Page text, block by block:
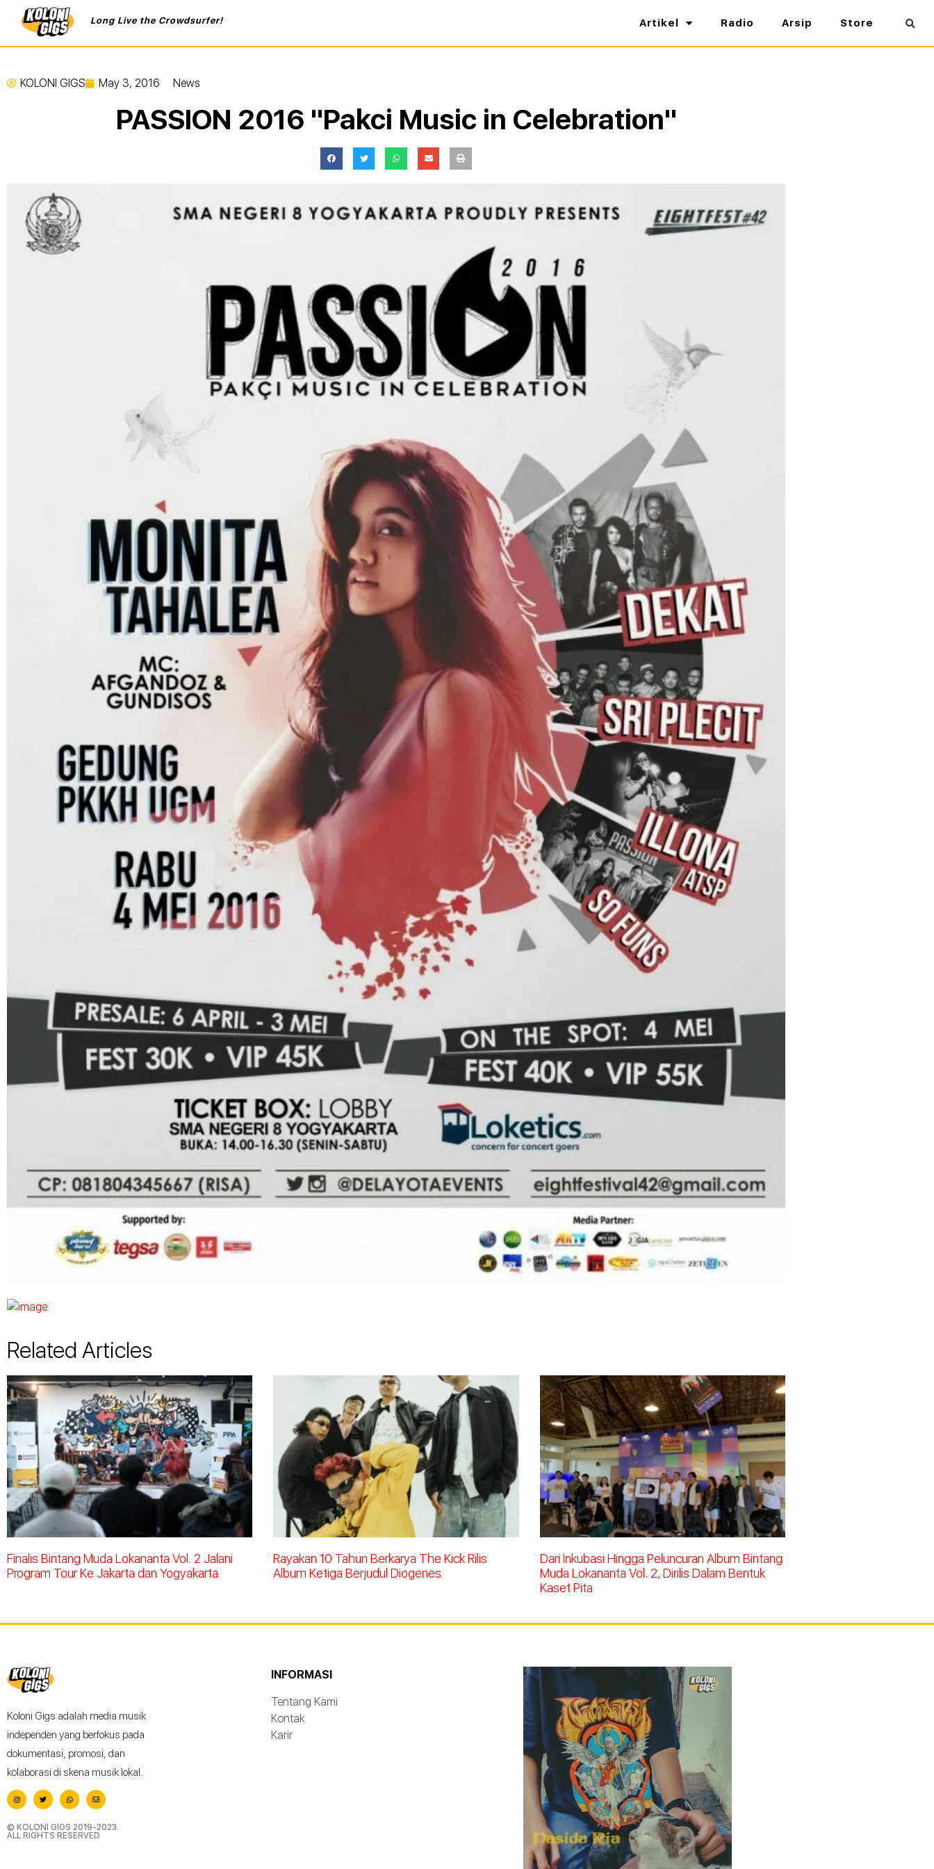
Long Live the Crowdsurfer! Artikel Radio Arsip Store
KOLONI GIGS May 3, 2016 News
PASSION 2016 "Pakci Music in Celebration"
Related Articles
Finalis Bintang Muda Lokananta Vol. 2 Jalani
Program Tour Ke Jakarta dan Yogyakarta
Rayakan 10 Tahun Berkarya The Kick Rilis
Album Ketiga Berjudul Diogenes
Dari Inkubasi Hingga Peluncuran Album Bintang
Muda Lokananta Vol. 2, Dirilis Dalam Bentuk
Kaset Pita
Koloni Gigs adalah media musik
independen yang berfokus pada
dokumentasi, promosi, dan
kolaborasi di skena musik lokal.
© KOLONI GIGS 2019-2023.
ALL RIGHTS RESERVED
INFORMASI
Tentang Kami
Kontak
Karir